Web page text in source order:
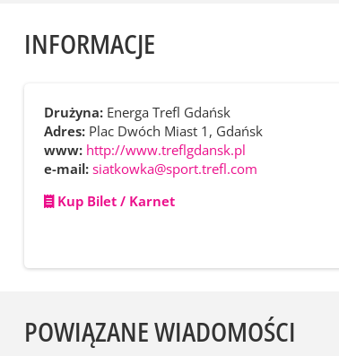
INFORMACJE
Drużyna: Energa Trefl Gdańsk
Adres:Plac Dwóch Miast 1, Gdańsk
www: http://www.treflgdansk.pl
e-mail: siatkowka@sport.trefl.com
Kup Bilet / Karnet
POWIĄZANE WIADOMOŚCI